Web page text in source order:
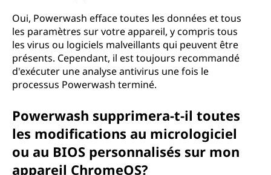
Oui, Powerwash efface toutes les données et tous
les paramètres sur votre appareil, y compris tous
les virus ou logiciels malveillants qui peuvent être
présents. Cependant, il est toujours recommandé
d'exécuter une analyse antivirus une fois le
processus Powerwash terminé.
Powerwash supprimera-t-il toutes
les modifications au micrologiciel
ou au BIOS personnalisés sur mon
appareil ChromeOS?